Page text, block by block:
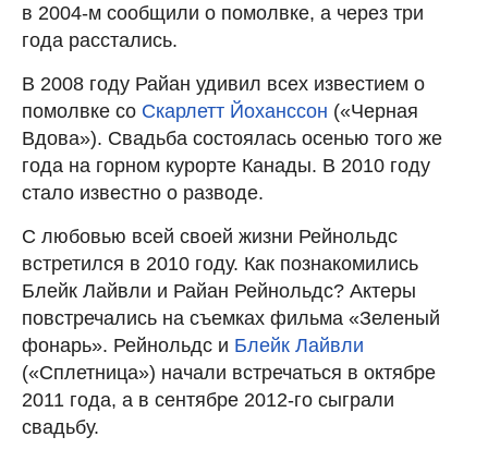
в 2004-м сообщили о помолвке, а через три
года расстались.
В 2008 году Райан удивил всех известием о
помолвке со Скарлетт Йоханссон («Черная
Вдова»). Свадьба состоялась осенью того же
года на горном курорте Канады. В 2010 году
стало известно о разводе.
С любовью всей своей жизни Рейнольдс
встретился в 2010 году. Как познакомились
Блейк Лайвли и Райан Рейнольдс? Актеры
повстречались на съемках фильма «Зеленый
фонарь». Рейнольдс и Блейк Лайвли
(«Сплетница») начали встречаться в октябре
2011 года, а в сентябре 2012-го сыграли
свадьбу.